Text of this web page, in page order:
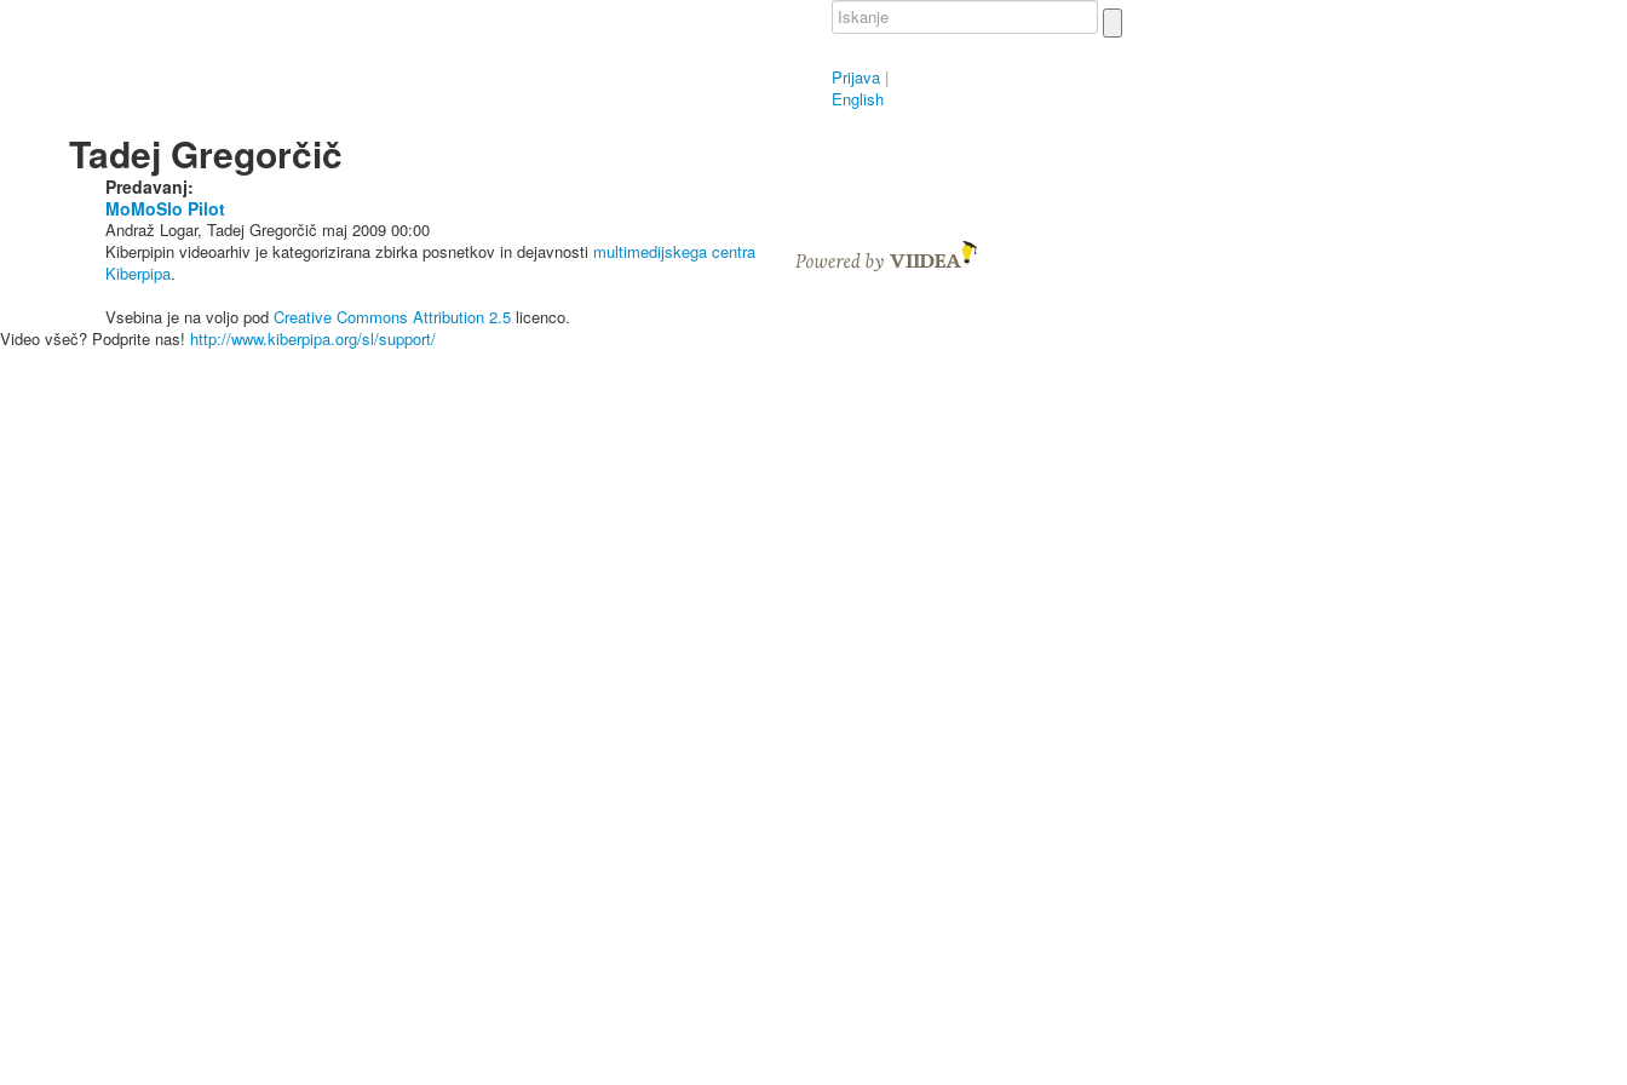
Prijava |
English
Tadej Gregorčič
Predavanj:
MoMoSlo Pilot
Andraž Logar, Tadej Gregorčič maj 2009 00:00
Kiberpipin videoarhiv je kategorizirana zbirka posnetkov in dejavnosti multimedijskega centra
Kiberpipa.
Vsebina je na voljo pod Creative Commons Attribution 2.5 licenco.
Video všeč? Podprite nas! http://www.kiberpipa.org/sl/support/